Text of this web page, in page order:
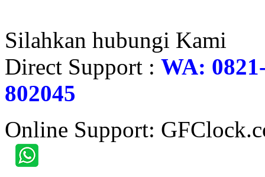
Silahkan hubungi Kami
Direct Support : WA:
802045
Online Support: